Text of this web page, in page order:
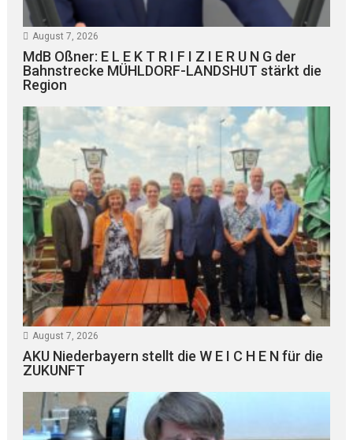
August 7, 2026
MdB Oßner: E L E K T R I F I Z I E R U N G der
Bahnstrecke MÜHLDORF-LANDSHUT stärkt die
Region
August 7, 2026
AKU Niederbayern stellt die W E I C H E N für die
ZUKUNFT